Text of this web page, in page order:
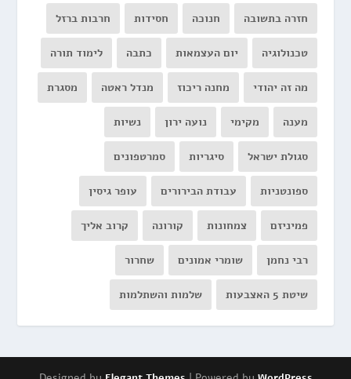
חזרה בתשובה חנוכה חסידות חרבות ברזל
טכנולוגיה יום העצמאות כתבה לימוד תורה
מה זה יהודי מחנה ריכוז מנדל ראטה מסגרת
מענה מקימי נועה ירון נשיות
סגולת ישראל סיגריות סמרטפונים
ספונטניות עבודת הבירורים עופר גיסין
פמיניזם צמחונות קורונה קרוב אליך
רבי נחמן שומרי אמונים שחרור
שיטת 5 האצבעות שלמות והשתלמות